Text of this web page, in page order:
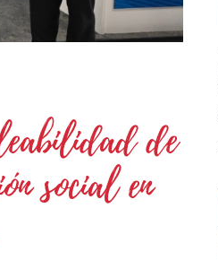
de
social en